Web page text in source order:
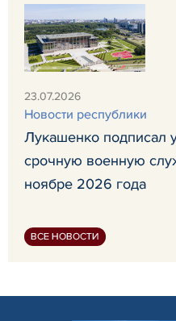
23.07.2026
Новости республики
Лукашенко подписал
срочную военную
ноябре 2026 года
ВСЕ НОВОСТИ